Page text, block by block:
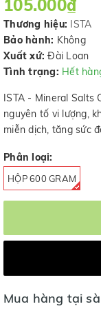
105.000₫
Thương hiệu: ISTA
Bảo hành: Không
Xuất xứ: Đài Loan
Tình trạng: Hết
ISTA - Mineral Salts
nguyên tố vi lượng,
miễn dịch, tăng sức
Phân loại:
HỘP 600 GRAM
Mua hàng tại